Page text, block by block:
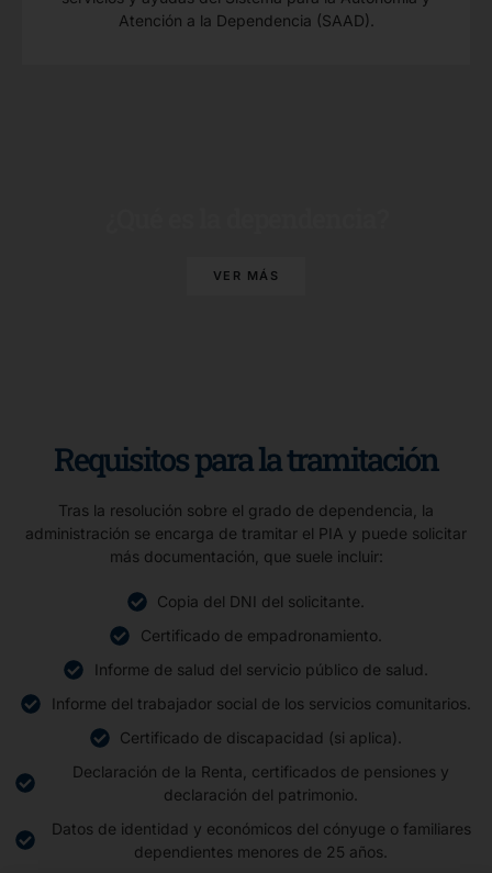
Atención a la Dependencia (SAAD).
VER MÁS
Requisitos para la tramitación
Tras la resolución sobre el grado de dependencia, la
administración se encarga de tramitar el PIA y puede solicitar
más documentación, que suele incluir:
Copia del DNI del solicitante.
Certificado de empadronamiento.
Informe de salud del servicio público de salud.
Informe del trabajador social de los servicios comunitarios.
Certificado de discapacidad (si aplica).
Declaración de la Renta, certificados de pensiones y
declaración del patrimonio.
Datos de identidad y económicos del cónyuge o familiares
dependientes menores de 25 años.